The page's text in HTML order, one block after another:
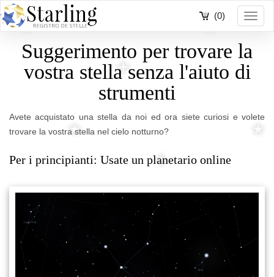
(0)
Suggerimento per trovare la
vostra stella senza l'aiuto di
strumenti
Avete acquistato una stella da noi ed ora siete curiosi e volete
trovare la vostra stella nel cielo notturno?
Per i principianti: Usate un planetario online